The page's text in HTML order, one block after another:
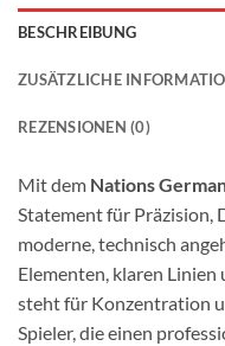
BESCHREIBUNG
ZUSÄTZLICHE
REZENSIONEN (0)
Mit dem Nations
Statement für Präzision,
moderne, technisch
Elementen, klaren
steht für Konzentration
Spieler, die einen